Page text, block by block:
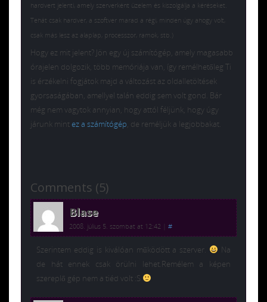
hardvert jelenti, amely szerverként üzelem és kiszolgálja a kéréseket.
Tehát csak hardver, a szoftver marad a régi, minden úgy ahogy volt,
csak más lesz az alaplap, processzor, ramok, stb.)
Hogy ez mit jelent? Jön egy új számítógép, amely magasabb
órajelen dolgozik, több memóriája van, így remélhetőleg Ti
is érzékelni fogjátok majd a változást az oldalletöltések
gyorsaságában, amellyel talán eddig sem volt gond. Bár
még nem vagytok annyian, hogy attól féljünk, hogy úgy
járunk mintez a számítógép, de reméljük a legjobbakat.
Comments (5)
Blase
2008. július 5. szombat at 12:42 #
Szerintem eddig is kiválóan működött a szerver.
Na
de hát ennek csak örülni lehet.Remélem a képen
szereplő gép nem a tiéd volt :S